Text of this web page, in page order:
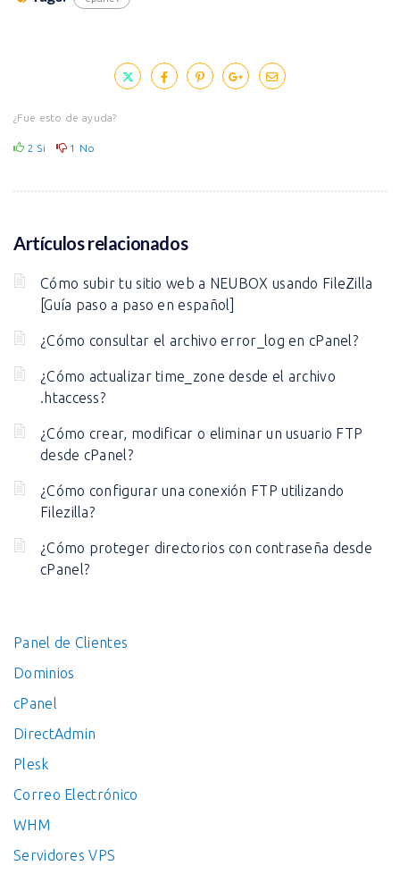
¿Fue esto de ayuda?
2 Si 1 No
Artículos relacionados
Cómo subir tu sitio web a NEUBOX usando FileZilla
[Guía paso a paso en español]
¿Cómo consultar el archivo error_log en cPanel?
¿Cómo actualizar time_zone desde el archivo
.htaccess?
¿Cómo crear, modificar o eliminar un usuario FTP
desde cPanel?
¿Cómo configurar una conexión FTP utilizando
Filezilla?
¿Cómo proteger directorios con contraseña desde
cPanel?
Panel de Clientes
Dominios
cPanel
DirectAdmin
Plesk
Correo Electrónico
WHM
Servidores VPS